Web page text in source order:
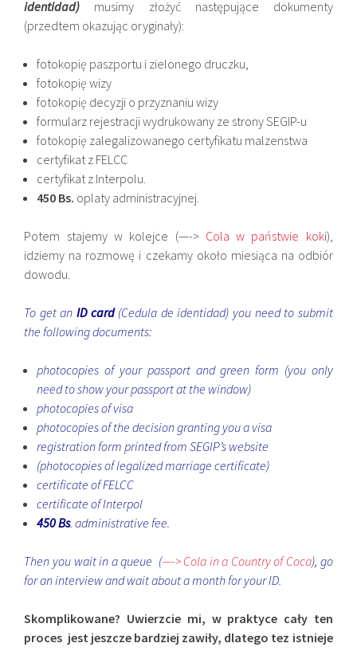
identidad) musimy złożyć następujące dokumenty
(przedtem okazując oryginały):
fotokopię paszportu i zielonego druczku,
fotokopię wizy
fotokopię decyzji o przyznaniu wizy
formularz rejestracji wydrukowany ze strony SEGIP-u
fotokopię zalegalizowanego certyfikatu malzenstwa
certyfikat z FELCC
certyfikat z Interpolu.
450 Bs. oplaty administracyjnej.
Potem stajemy w kolejce (—-> Cola w państwie koki),
idziemy na rozmowę i czekamy około miesiąca na odbiór
dowodu.
To get anID card(Cedula de identidad) you need to submit
the following documents:
photocopies of your passport and green form (you only
need to show your passport at the window)
photocopies of visa
photocopies of the decision granting you a visa
registration form printed from SEGIP’s website
(photocopies of legalized marriage certificate)
certificate of FELCC
certificate of Interpol
450 Bs. administrative fee.
Then you wait in a queue (—-> Cola in a Country of Coca), go
for an interview and wait about a month for your ID.
Skomplikowane? Uwierzcie mi, w praktyce cały ten
proces jest jeszcze bardziej zawiły, dlatego tez istnieje